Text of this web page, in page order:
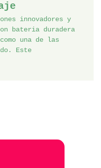
innovadores y
bateria duradera
una de las
Este